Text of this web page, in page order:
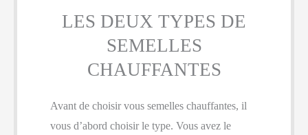
LES DEUX TYPES DE
SEMELLES
CHAUFFANTES
Avant de choisir vous semelles chauffantes, il
vous d’abord choisir le type. Vous avez le